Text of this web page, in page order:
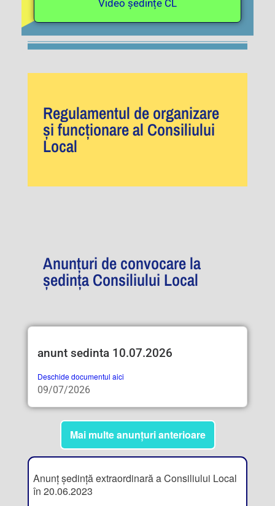
Video ședințe CL
Regulamentul de organizare
și funcționare al Consiliului
Local
Anunțuri de convocare la
ședința Consiliului Local
anunt sedinta 10.07.2026
Deschide documentul aici
09/07/2026
Mai multe anunțuri anterioare
Anunț ședință extraordinară a Consiliului Local
în 20.06.2023